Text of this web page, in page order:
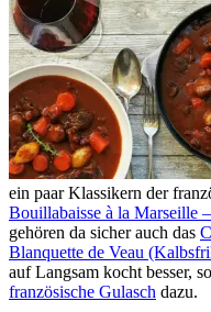
ein paar Klassikern der
Bouillabaisse à la Marseille
gehören da sicher auch das
Blanquette de Veau
auf Langsam kocht besser,
französische Gulasch dazu.